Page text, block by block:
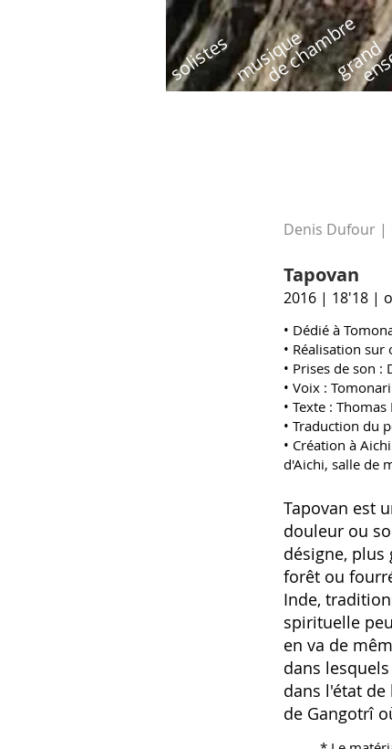
solistesmusique
de chambregrand
Denis Dufour |
Tapovan
2016 | 18'18 |
• Dédié à
• Réalisation
• Prises de son
• Voix :
• Texte :
• Traduction du
• Création à
d'Aichi, salle de
Tapovan est
douleur ou
désigne,
forêt ou
Inde,
spirituelle
en va de
dans
dans l'état
de Gangotrî